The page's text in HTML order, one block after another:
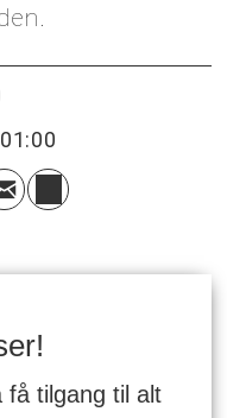
få tilgang til alt